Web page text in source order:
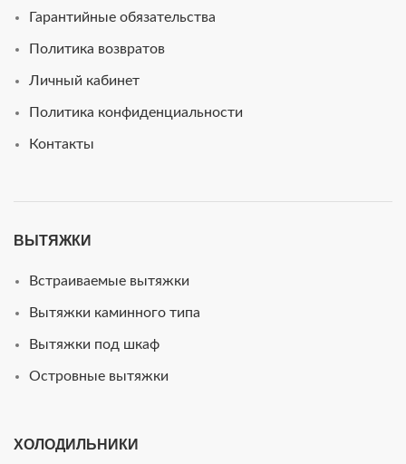
Гарантийные обязательства
Политика возвратов
Личный кабинет
Политика конфиденциальности
Контакты
ВЫТЯЖКИ
Встраиваемые вытяжки
Вытяжки каминного типа
Вытяжки под шкаф
Островные вытяжки
ХОЛОДИЛЬНИКИ